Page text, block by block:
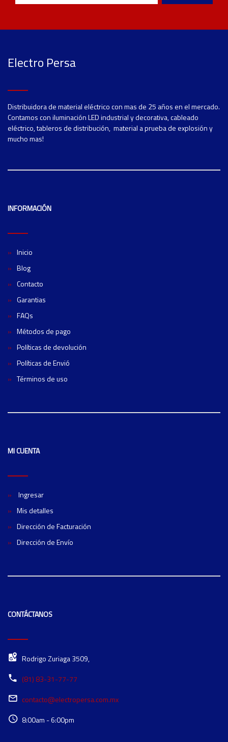
Electro Persa
Distribuidora de material eléctrico con mas de 25 años en el mercado.
Contamos con iluminación LED industrial y decorativa, cableado
eléctrico, tableros de distribución, material a prueba de explosión y
mucho mas!
INFORMACIÓN
Inicio
Blog
Contacto
Garantias
FAQs
Métodos de pago
Políticas de devolución
Políticas de Envió
Términos de uso
MI CUENTA
Ingresar
Mis detalles
Dirección de Facturación
Dirección de Envío
CONTÁCTANOS
Rodrigo Zuriaga 3509,
(81) 83-31-77-77
contacto@electropersa.com.mx
8:00am - 6:00pm